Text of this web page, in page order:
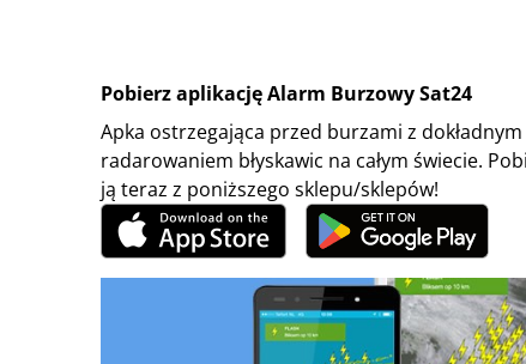
Pobierz aplikację Alarm Burzowy Sat24
Apka ostrzegająca przed burzami z dokładnym
radarowaniem błyskawic na całym świecie.
ją teraz z poniższego sklepu/sklepów!